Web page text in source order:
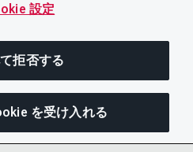
このページを共有 メニューを
設定
拒否する
を受け入れる